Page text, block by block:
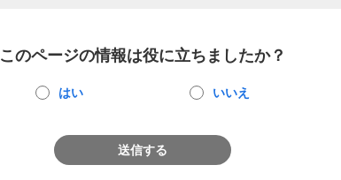
このページの情報は役に立ちましたか？
はい いいえ
送信する